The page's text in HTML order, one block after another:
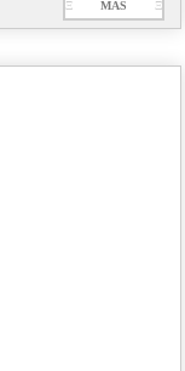
Ξ MÁS Ξ